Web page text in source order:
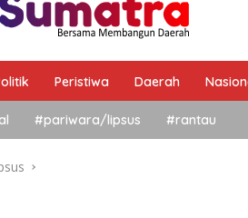
Peristiwa Daerah
#pariwara/lipsus #rantau